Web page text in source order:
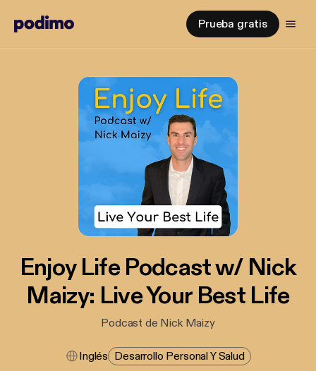
Prueba gratis
Enjoy Life Podcast w/ Nick
Maizy: Live Your Best Life
Podcast de Nick Maizy
Inglés Desarrollo Personal Y Salud